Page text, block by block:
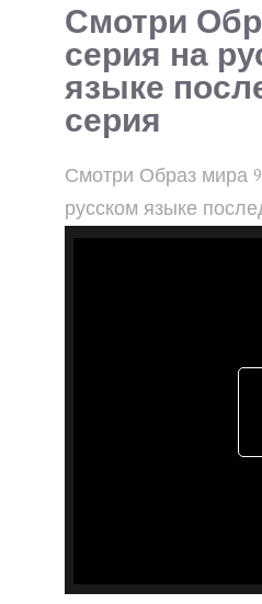
Смотри
серия на
языке
серия
Смотри Образ мира
русском языке